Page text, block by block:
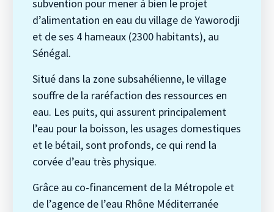
subvention pour mener à bien le projet
d’alimentation en eau du village de Yaworodji
et de ses 4 hameaux (2300 habitants), au
Sénégal.
Situé dans la zone subsahélienne, le village
souffre de la raréfaction des ressources en
eau. Les puits, qui assurent principalement
l’eau pour la boisson, les usages domestiques
et le bétail, sont profonds, ce qui rend la
corvée d’eau très physique.
Grâce au co-financement de la Métropole et
de l’agence de l’eau Rhône Méditerranée